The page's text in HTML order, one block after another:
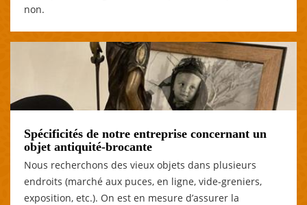
non.
Spécificités de notre entreprise concernant un
objet antiquité-brocante
Nous recherchons des vieux objets dans plusieurs
endroits (marché aux puces, en ligne, vide-greniers,
exposition, etc.). On est en mesure d’assurer la